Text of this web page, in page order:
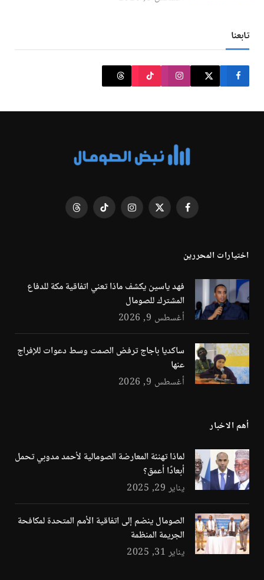
تابعنا
فيسبوك X
الانستغرامتيكتوك Threads
اختيارات المحررين
فهد ياسين يكشف ماذا تعني اتفاقية مكة للدفاع
المشترك للصومال
أغسطس 9, 2026
ساكديا باجاج ترفض الصمت وسط دعوات للإفراج
عنها
أغسطس 9, 2026
أهم الاخبار
لماذا تهنئة المعارضة الصومالية لأحمد مدوبي تحمل
أبعادًا أعمق؟
يناير 29, 2025
الصومال ينضم إلى اتفاقية الأمم المتحدة لمكافحة
الجريمة المنظمة
يناير 31, 2025